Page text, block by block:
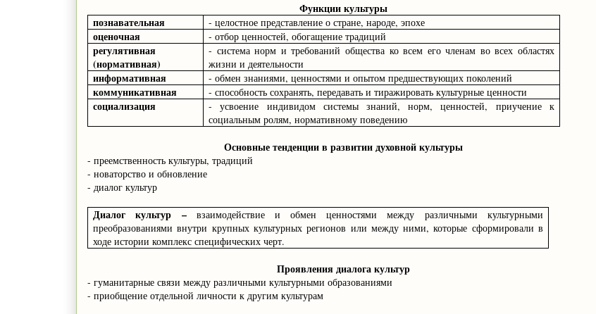
Функции культуры
познавательная
- целостное представление о стране, народе, эпохе
оценочная - отбор ценностей, обогащение традиций
регулятивная
(нормативная)
- система норм и требований общества ко всем его членам во всех областях
жизни и деятельности
информативная - обмен знаниями, ценностями и опытом предшествующих поколений
коммуникативная - способность сохранять, передавать и тиражировать культурные ценности
социализация
- усвоение индивидом системы знаний, норм, ценностей, приучение к
социальным ролям, нормативному поведению
Основные тенденции в развитии духовной культуры
- преемственность культуры, традиций
- новаторство и обновление
- диалог культур
Диалог культур – взаимодействие и обмен ценностями между различными культурными
преобразованиями внутри крупных культурных регионов или между ними, которые сформировали в
ходе истории комплекс специфических черт.
Проявления диалога культур
- гуманитарные связи между различными культурными образованиями
- приобщение отдельной личности к другим культурам